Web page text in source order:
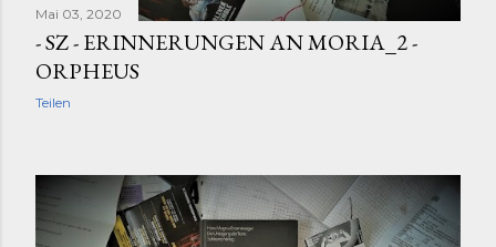
Mai 03, 2020
- SZ - ERINNERUNGEN AN MORIA_2 -
ORPHEUS
Teilen